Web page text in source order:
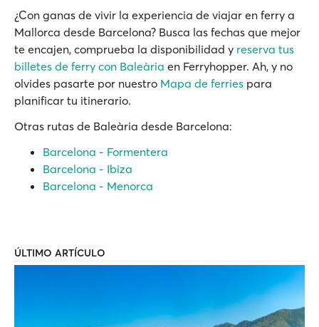
¿Con ganas de vivir la experiencia de viajar en ferry a
Mallorca desde Barcelona? Busca las fechas que mejor
te encajen, comprueba la disponibilidad y reserva tus
billetes de ferry con Baleària en Ferryhopper. Ah, y no
olvides pasarte por nuestro Mapa de ferries para
planificar tu itinerario.
Otras rutas de Baleària desde Barcelona:
Barcelona - Formentera
Barcelona - Ibiza
Barcelona - Menorca
ÚLTIMO ARTÍCULO